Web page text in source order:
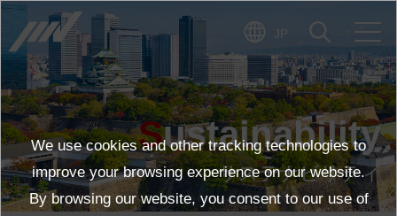
JP
Sustainability
サステナビリティ
We use cookies and other tracking technologies to
improve your browsing experience on our website.
By browsing our website, you consent to our use of